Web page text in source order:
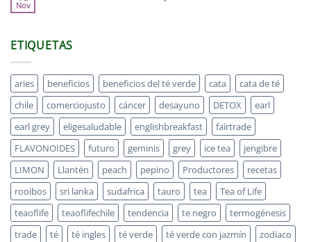
Nov
ETIQUETAS
aries beneficios beneficios del té verde cata
cata de té
chile
comerciojusto cáncer desayuno DETOX
earl
earl grey
eligesaludable englishbreakfast
fairtrade
FLAVONOIDES
futuro geminis grey ice tea
jengibre
LIMON
Llantén peach pepino Productores
recetas
rooibos
sri lanka sudafrica tauro tea
Tea of Life
teaoflife
teaoflifechile tendencia te negro
termogénesis
trade
té té ingles té verde té verde con jazmín
zodiaco